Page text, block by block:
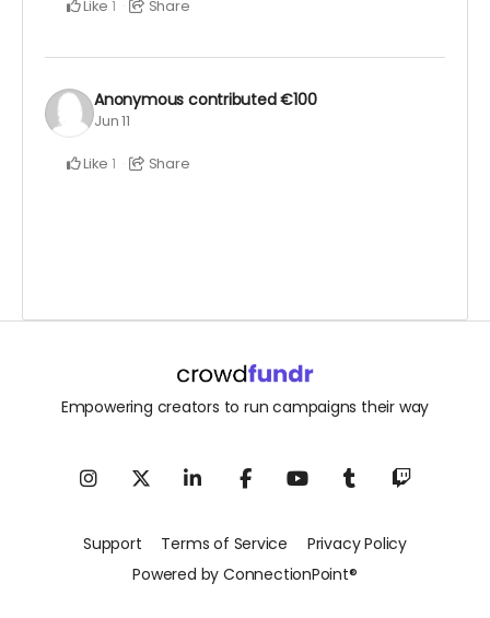
Like 1 Share
Anonymous contributed€100
Jun 11
Like 1 Share
Empowering creators to run campaigns their way
Support Terms of Service
Privacy Policy
Powered by ConnectionPoint®